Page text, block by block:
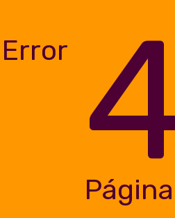
Error